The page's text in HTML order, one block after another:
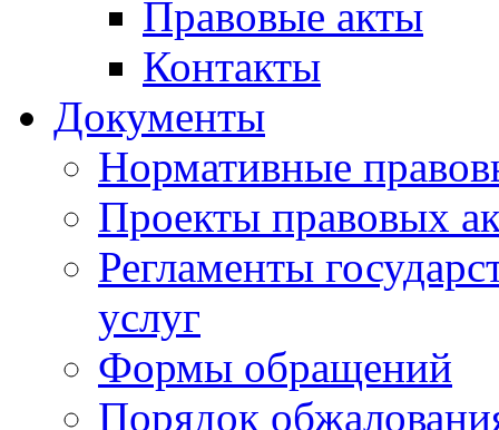
Правовые акты
Контакты
Документы
Нормативные
Проекты правовых
Регламенты
услуг
Формы обращений
Порядок